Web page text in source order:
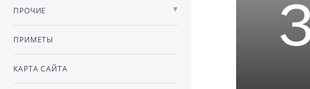
ПРОЧИЕ
ПРИМЕТЫ
КАРТА САЙТА